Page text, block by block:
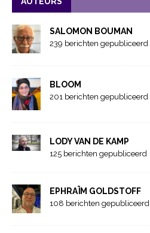
SALOMON BOUMAN
239 berichten gepubliceerd
BLOOM
201 berichten gepubliceerd
LODY VAN DE KAMP
125 berichten gepubliceerd
EPHRAÏM GOLDSTOFF
108 berichten gepubliceerd